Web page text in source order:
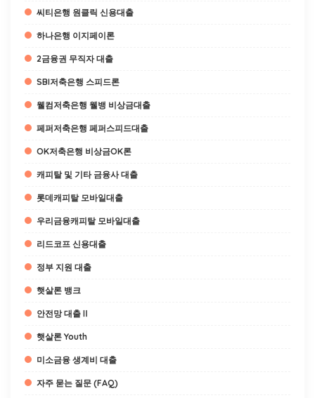
씨티은행 원클릭 신용대출
하나은행 이지페이론
2금융권 무직자 대출
SBI저축은행 스피드론
웰컴저축은행 웰뱅 비상금대출
페퍼저축은행 페퍼스피드대출
OK저축은행 비상금OK론
캐피탈 및 기타 금융사 대출
롯데캐피탈 모바일대출
우리금융캐피탈 모바일대출
리드코프 신용대출
정부 지원 대출
햇살론 뱅크
안전망 대출Ⅱ
햇살론 Youth
미소금융 생계비 대출
자주 묻는 질문 (FAQ)